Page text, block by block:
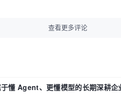
查看更多评论
懂 Agent、更懂模型的长期深耕企